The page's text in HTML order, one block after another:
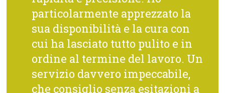
particolarmente apprezzato la
sua disponibilità e la cura con
cui ha lasciato tutto pulito e in
ordine al termine del lavoro. Un
servizio davvero impeccabile,
che consiglio senza esitazioni a